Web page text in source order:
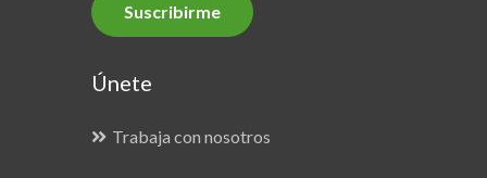
Suscribirme
Únete
Trabaja con nosotros